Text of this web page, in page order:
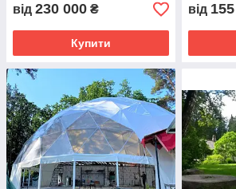
від 230 000 ₴
Купити
від